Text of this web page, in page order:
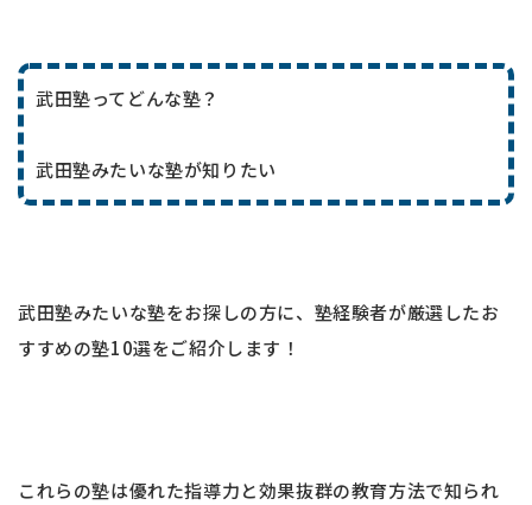
武田塾ってどんな塾？
武田塾みたいな塾が知りたい
武田塾みたいな塾をお探しの方に、塾経験者が厳選したお
すすめの塾10選をご紹介します！
これらの塾は優れた指導力と効果抜群の教育方法で知られ